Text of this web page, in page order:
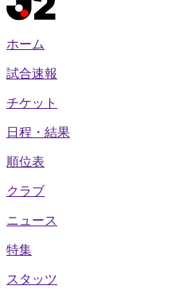
ホーム
試合速報
チケット
日程・結果
順位表
クラブ
ニュース
特集
スタッツ